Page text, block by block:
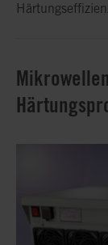
langlebiges
und